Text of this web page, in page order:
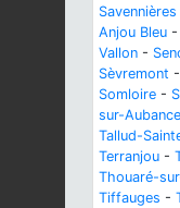
Savennières
Anjou Bleu -
Vallon -
Sèvremont -
Somloire -
sur-Aubance
Tallud-
Terranjou -
Thouaré-
Tiffauges -